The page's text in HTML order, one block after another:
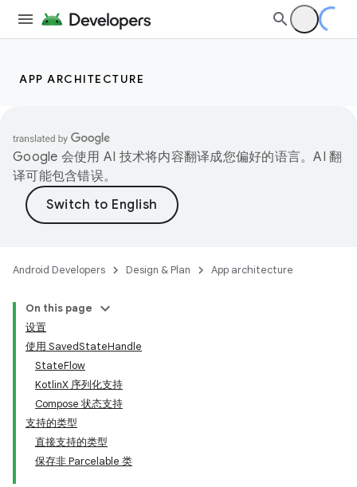
APP ARCHITECTURE
Google 会使用 AI 技术将内容翻译成您偏好的语言。AI 翻
译可能包含错误。
Android Developers Design & Plan App architecture
On this page
设置
使用 SavedStateHandle
StateFlow
KotlinX 序列化支持
Compose 状态支持
支持的类型
直接支持的类型
保存非 Parcelable 类